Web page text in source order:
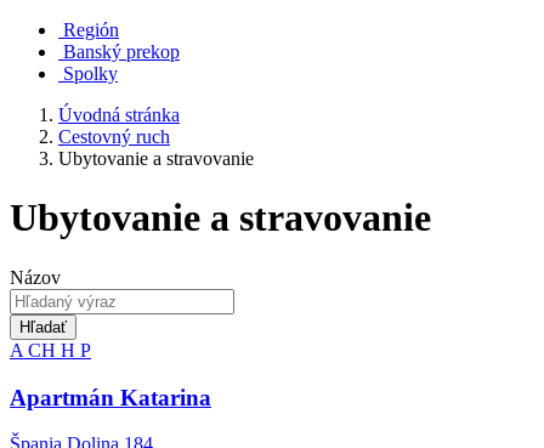
Región
Banský prekop
Spolky
Úvodná stránka
Cestovný ruch
Ubytovanie a stravovanie
Ubytovanie a stravovanie
Názov
Hľadať
A CH H P
Apartmán Katarina